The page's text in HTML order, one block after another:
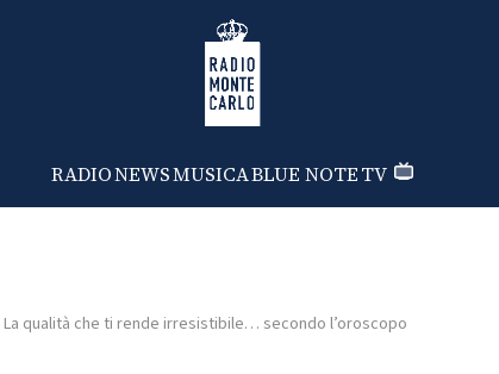
Radio Monte Carlo
RADIONEWSMUSICABLUE NOTETV
La qualità che ti rende irresistibile… secondo l’oroscopo